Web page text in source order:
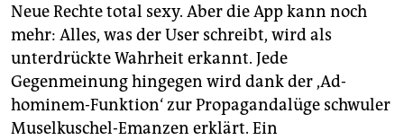
Neue Rechte total sexy. Aber die App kann noch
mehr: Alles, was der User schreibt, wird als
unterdrückte Wahrheit erkannt. Jede
Gegenmeinung hingegen wird dank der ,Ad-
hominem-Funktion‘ zur Propagandalüge schwuler
Muselkuschel-Emanzen erklärt. Ein